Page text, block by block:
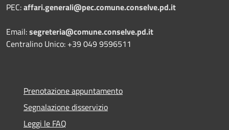
PEC:affari.generali@pec.comune.conselve.pd.it
Email:segreteria@comune.conselve.pd.it
Centralino Unico: +39 049 9596511
Prenotazione appuntamento
Segnalazione disservizio
Leggi le FAQ